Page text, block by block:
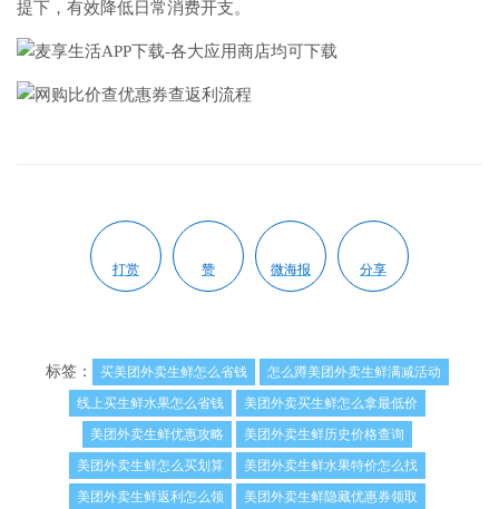
提下，有效降低日常消费开支。
打赏 赞 微海报 分享
标签： 买美团外卖生鲜怎么省钱
怎么蹲美团外卖生鲜满减活动
线上买生鲜水果怎么省钱
美团外卖买生鲜怎么拿最低价
美团外卖生鲜优惠攻略
美团外卖生鲜历史价格查询
美团外卖生鲜怎么买划算
美团外卖生鲜水果特价怎么找
美团外卖生鲜返利怎么领
美团外卖生鲜隐藏优惠券领取